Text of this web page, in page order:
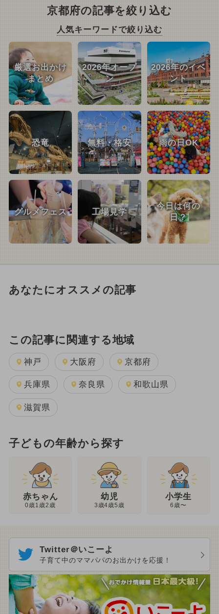
京都府の記事を絞り込む
人気キーワードで絞り込む
厳選お出かけ
まとめ
2026年オープ
ン
2026年のイベ
ント
恐竜 無料・格安 雨の日OK
グルメフェス 工場見学
今日は何の
日？
あなたにオススメの記事
この記事に関連する地域
神戸 大阪府 京都府
兵庫県 奈良県 和歌山県
滋賀県
子どもの年齢から探す
赤ちゃん
0歳1歳2歳
幼児
3歳4歳5歳
小学生
6歳〜
Twitter＠いこーよ
子育て中のママパパのお出かけを応援！